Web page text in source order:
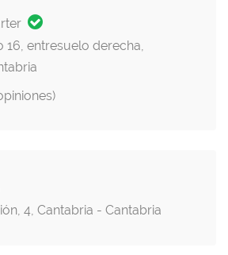
entresuelo derecha,
4, Cantabria - Cantabria